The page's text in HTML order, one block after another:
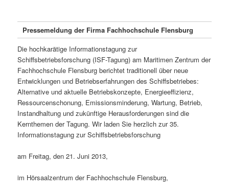
Pressemeldung der Firma Fachhochschule Flensburg
Die hochkarätige Informationstagung zur
Schiffsbetriebsforschung (ISF-Tagung) am Maritimen Zentrum der
Fachhochschule Flensburg berichtet traditionell über neue
Entwicklungen und Betriebserfahrungen des Schiffsbetriebes:
Alternative und aktuelle Betriebskonzepte, Energieeffizienz,
Ressourcenschonung, Emissionsminderung, Wartung, Betrieb,
Instandhaltung und zukünftige Herausforderungen sind die
Kernthemen der Tagung. Wir laden Sie herzlich zur 35.
Informationstagung zur Schiffsbetriebsforschung
am Freitag, den 21. Juni 2013,
im Hörsaalzentrum der Fachhochschule Flensburg,